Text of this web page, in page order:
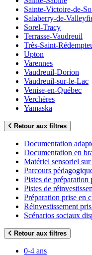
Sainte-Victoire-de-
Salaberry-de-
Sorel-Tracy
Terrasse-Vaudreuil
Très-Saint-
Upton
Varennes
Vaudreuil-Dorion
Vaudreuil-sur-le-Lac
Venise-en-Québec
Verchères
Yamaska
Retour aux filtres
Documentation
Documentation en
Matériel sensoriel sur
Parcours
Pistes de préparation
Pistes de
Préparation prise en
Réinvestissement
Scénarios sociaux
Retour aux filtres
0-4 ans